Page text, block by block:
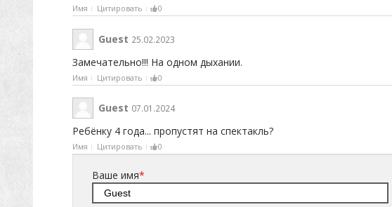
Имя Цитировать 0
Guest 25.02.2023
Замечательно!!! На одном дыхании.
Имя Цитировать 0
Guest 07.01.2024
Ребёнку 4 года... пропустят на спектакль?
Имя Цитировать 0
Ваше имя*